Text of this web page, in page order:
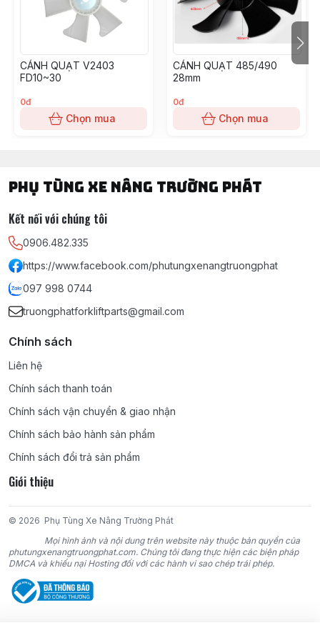
CÁNH QUẠT V2403
FD10~30
0đ
Chọn mua
CÁNH QUẠT 485/490
28mm
0đ
Chọn mua
PHỤ TÙNG XE NÂNG TRƯỜNG PHÁT
Kết nối với chúng tôi
0906.482.335
https://www.facebook.com/phutungxenangtruongphat
097 998 0744
truongphatforkliftparts@gmail.com
Chính sách
Liên hệ
Chính sách thanh toán
Chính sách vận chuyển & giao nhận
Chính sách bảo hành sản phẩm
Chính sách đổi trả sản phẩm
Giới thiệu
© 2026 Phụ Tùng Xe Nâng Trường Phát
Mọi hình ảnh và nội dung trên website này thuộc bản quyền của
phutungxenangtruongphat.com. Chúng tôi đang thực hiện các biện pháp
DMCA và khiếu nại Hosting đối với các hành vi sao chép trái phép.